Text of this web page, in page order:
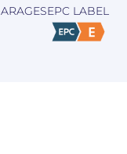
EPC LABEL